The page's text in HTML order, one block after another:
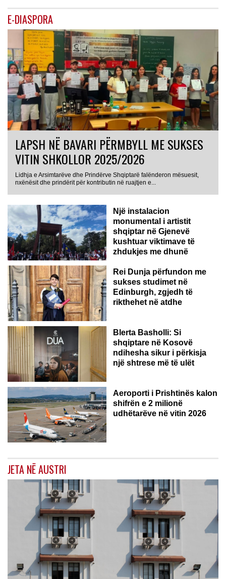
E-DIASPORA
LAPSH NË BAVARI PËRMBYLL ME SUKSES
VITIN SHKOLLOR 2025/2026
Lidhja e Arsimtarëve dhe Prindërve Shqiptarë falënderon mësuesit,
nxënësit dhe prindërit për kontributin në ruajtjen e...
Një instalacion
monumental i artistit
shqiptar në Gjenevë
kushtuar viktimave të
zhdukjes me dhunë
Rei Dunja përfundon me
sukses studimet në
Edinburgh, zgjedh të
rikthehet në atdhe
Blerta Basholli: Si
shqiptare në Kosovë
ndihesha sikur i përkisja
një shtrese më të ulët
Aeroporti i Prishtinës kalon
shifrën e 2 milionë
udhëtarëve në vitin 2026
JETA NË AUSTRI